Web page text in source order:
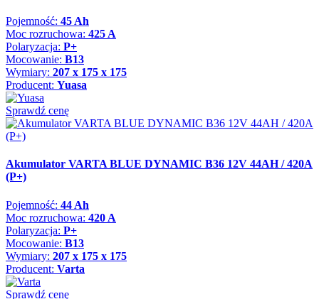
Pojemność: 45 Ah
Moc rozruchowa: 425 A
Polaryzacja: P+
Mocowanie: B13
Wymiary: 207 x 175 x 175
Producent: Yuasa
Sprawdź cenę
Akumulator VARTA BLUE DYNAMIC B36 12V 44AH / 420A
(P+)
Pojemność: 44 Ah
Moc rozruchowa: 420 A
Polaryzacja: P+
Mocowanie: B13
Wymiary: 207 x 175 x 175
Producent: Varta
Sprawdź cenę